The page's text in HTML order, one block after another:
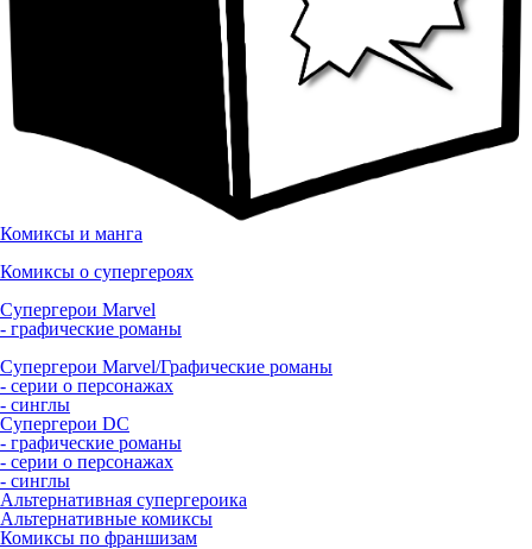
Комиксы и манга
Комиксы о супергероях
Супергерои Marvel
- графические романы
Супергерои Marvel/Графические романы
- серии о персонажах
- синглы
Супергерои DC
- графические романы
- серии о персонажах
- синглы
Альтернативная супергероика
Альтернативные комиксы
Комиксы по франшизам